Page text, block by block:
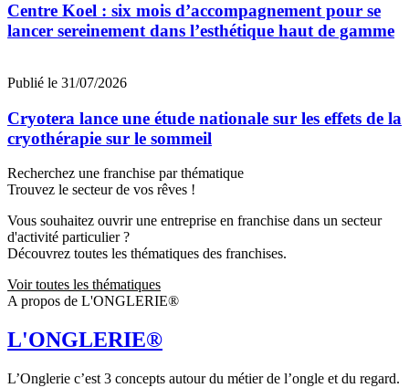
Centre Koel : six mois d’accompagnement pour se
lancer sereinement dans l’esthétique haut de gamme
Publié le 31/07/2026
Cryotera lance une étude nationale sur les effets de la
cryothérapie sur le sommeil
Recherchez une franchise par thématique
Trouvez le secteur de vos rêves !
Vous souhaitez ouvrir une entreprise en franchise dans un secteur
d'activité particulier ?
Découvrez toutes les thématiques des franchises.
Voir toutes les thématiques
A propos de L'ONGLERIE®
L'ONGLERIE®
L’Onglerie c’est 3 concepts autour du métier de l’ongle et du regard.